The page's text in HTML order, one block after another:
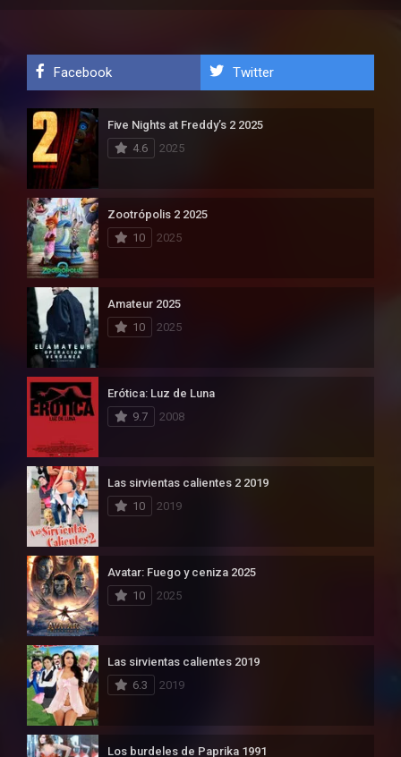
Facebook Twitter
Five Nights at Freddy’s 2 2025
4.6
2025
Zootrópolis 2 2025
10
2025
Amateur 2025
10
2025
Erótica: Luz de Luna
9.7
2008
Las sirvientas calientes 2 2019
10
2019
Avatar: Fuego y ceniza 2025
10
2025
Las sirvientas calientes 2019
6.3
2019
Los burdeles de Paprika 1991